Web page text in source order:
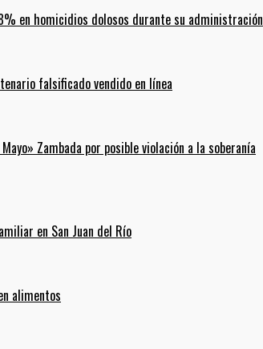
en homicidios dolosos durante su administración
falsificado vendido en línea
Zambada por posible violación a la soberanía
en San Juan del Río
alimentos